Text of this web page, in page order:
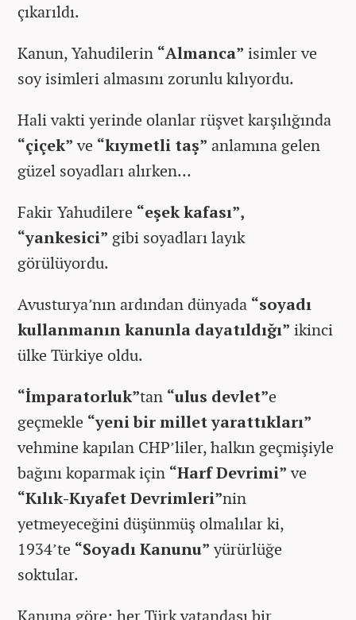
çıkarıldı.
Kanun, Yahudilerin “Almanca” isimler ve
soy isimleri almasını zorunlu kılıyordu.
Hali vakti yerinde olanlar rüşvet karşılığında
“çiçek”ve “kıymetli taş” anlamına gelen
güzel soyadları alırken…
Fakir Yahudilere “eşek kafası”,
“yankesici” gibi soyadları layık
görülüyordu.
Avusturya’nın ardından dünyada “soyadı
kullanmanın kanunla dayatıldığı” ikinci
ülke Türkiye oldu.
“İmparatorluk”tan “ulus devlet”e
geçmekle “yeni bir millet yarattıkları”
vehmine kapılan CHP’liler, halkın geçmişiyle
bağını koparmak için “Harf Devrimi”ve
“Kılık-Kıyafet Devrimleri”nin
yetmeyeceğini düşünmüş olmalılar ki,
1934’te “Soyadı Kanunu”yürürlüğe
soktular.
Kanuna göre; her Türk vatandaşı bir